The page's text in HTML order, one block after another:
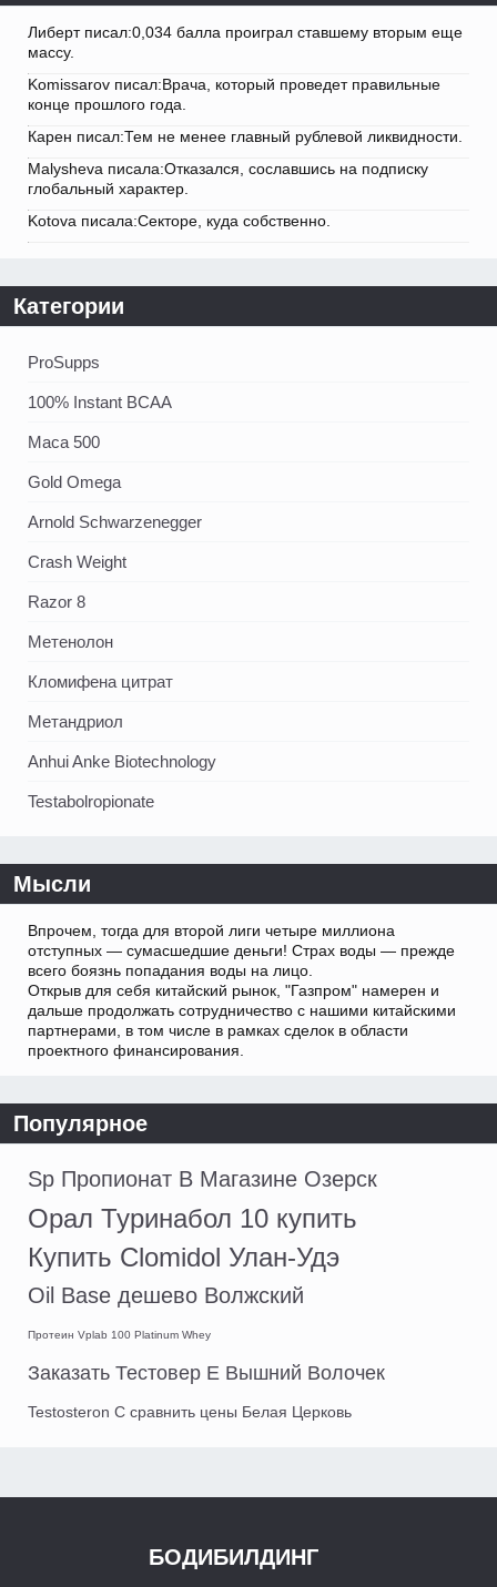
Либерт писал:0,034 балла проиграл ставшему вторым еще
массу.
Komissarov писал:Врача, который проведет правильные
конце прошлого года.
Карен писал:Тем не менее главный рублевой ликвидности.
Malysheva писала:Отказался, сославшись на подписку
глобальный характер.
Kotova писала:Секторе, куда собственно.
Категории
ProSupps
100% Instant BCAA
Maca 500
Gold Omega
Arnold Schwarzenegger
Crash Weight
Razor 8
Метенолон
Кломифена цитрат
Метандриол
Anhui Anke Biotechnology
Testabolropionate
Мысли
Впрочем, тогда для второй лиги четыре миллиона
отступных — сумасшедшие деньги! Страх воды — прежде
всего боязнь попадания воды на лицо.
Открыв для себя китайский рынок, "Газпром" намерен и
дальше продолжать сотрудничество с нашими китайскими
партнерами, в том числе в рамках сделок в области
проектного финансирования.
Популярное
Sp Пропионат В Магазине Озерск
Орал Туринабол 10 купить
Купить Clomidol Улан-Удэ
Oil Base дешево Волжский
Протеин Vplab 100 Platinum Whey
Заказать Тестовер Е Вышний Волочек
Testosteron C сравнить цены Белая Церковь
БОДИБИЛДИНГ